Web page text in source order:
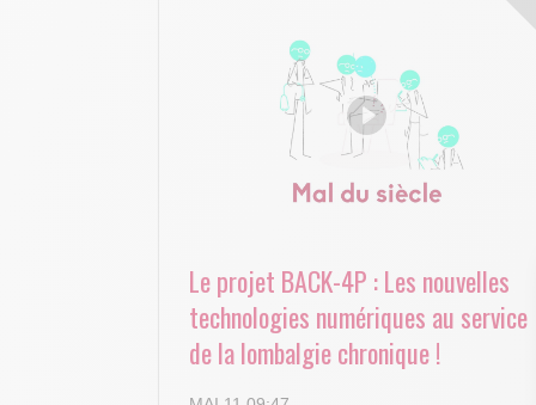
Le projet BACK-4P : Les nouvelles
technologies numériques au service
de la lombalgie chronique !